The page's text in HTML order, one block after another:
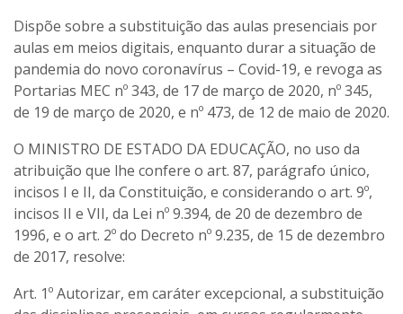
Dispõe sobre a substituição das aulas presenciais por
aulas em meios digitais, enquanto durar a situação de
pandemia do novo coronavírus – Covid-19, e revoga as
Portarias MEC nº 343, de 17 de março de 2020, nº 345,
de 19 de março de 2020, e nº 473, de 12 de maio de 2020.
O MINISTRO DE ESTADO DA EDUCAÇÃO, no uso da
atribuição que lhe confere o art. 87, parágrafo único,
incisos I e II, da Constituição, e considerando o art. 9º,
incisos II e VII, da Lei nº 9.394, de 20 de dezembro de
1996, e o art. 2º do Decreto nº 9.235, de 15 de dezembro
de 2017, resolve:
Art. 1º Autorizar, em caráter excepcional, a substituição